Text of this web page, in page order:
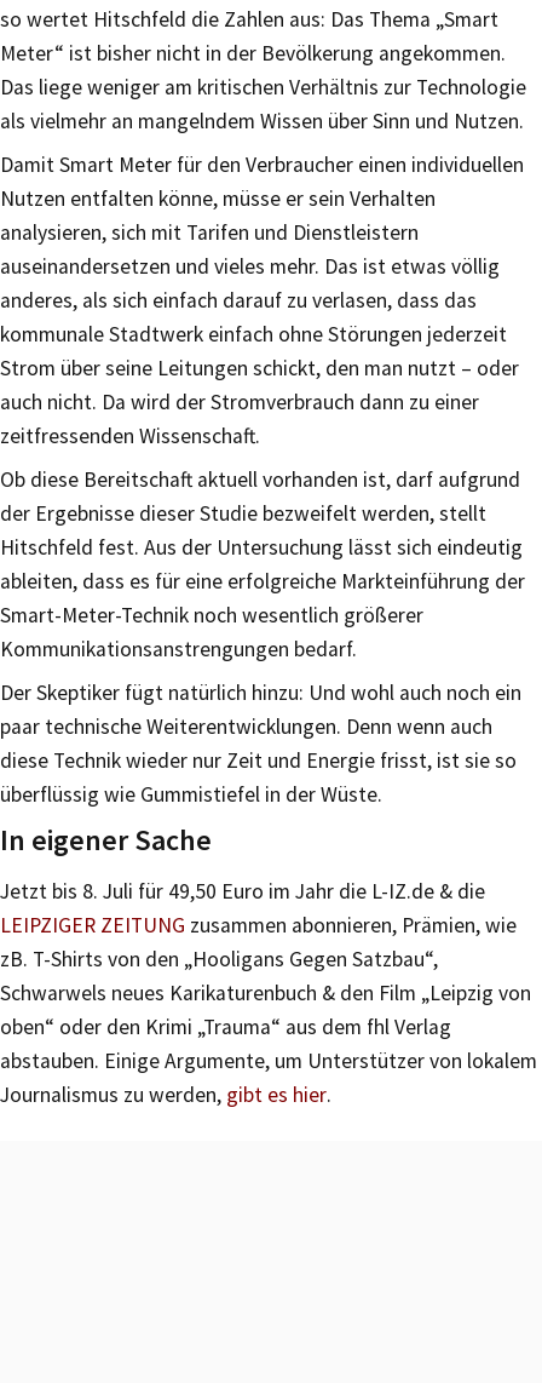
so wertet Hitschfeld die Zahlen aus: Das Thema „Smart
Meter“ ist bisher nicht in der Bevölkerung angekommen.
Das liege weniger am kritischen Verhältnis zur Technologie
als vielmehr an mangelndem Wissen über Sinn und Nutzen.
Damit Smart Meter für den Verbraucher einen individuellen
Nutzen entfalten könne, müsse er sein Verhalten
analysieren, sich mit Tarifen und Dienstleistern
auseinandersetzen und vieles mehr. Das ist etwas völlig
anderes, als sich einfach darauf zu verlasen, dass das
kommunale Stadtwerk einfach ohne Störungen jederzeit
Strom über seine Leitungen schickt, den man nutzt – oder
auch nicht. Da wird der Stromverbrauch dann zu einer
zeitfressenden Wissenschaft.
Ob diese Bereitschaft aktuell vorhanden ist, darf aufgrund
der Ergebnisse dieser Studie bezweifelt werden, stellt
Hitschfeld fest. Aus der Untersuchung lässt sich eindeutig
ableiten, dass es für eine erfolgreiche Markteinführung der
Smart-Meter-Technik noch wesentlich größerer
Kommunikationsanstrengungen bedarf.
Der Skeptiker fügt natürlich hinzu: Und wohl auch noch ein
paar technische Weiterentwicklungen. Denn wenn auch
diese Technik wieder nur Zeit und Energie frisst, ist sie so
überflüssig wie Gummistiefel in der Wüste.
In eigener Sache
Jetzt bis 8. Juli für 49,50 Euro im Jahr die L-IZ.de & die
LEIPZIGER ZEITUNG zusammen abonnieren, Prämien, wie
zB. T-Shirts von den „Hooligans Gegen Satzbau“,
Schwarwels neues Karikaturenbuch & den Film „Leipzig von
oben“ oder den Krimi „Trauma“ aus dem fhl Verlag
abstauben. Einige Argumente, um Unterstützer von lokalem
Journalismus zu werden, gibt es hier.